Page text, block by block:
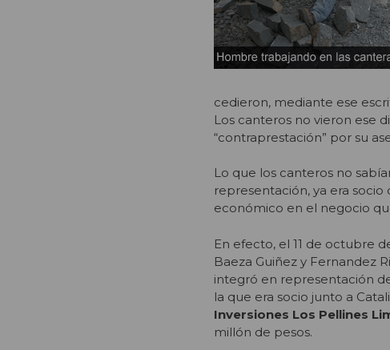
cedieron, mediante ese
Los canteros no vieron ese
“contraprestación” por su
Lo que los canteros no
representación, ya era
económico en el negocio
En efecto, el 11 de octubre
Baeza Guiñez y Fernandez
integró en representación
la que era socio junto a
Inversiones Los Pellines
millón de pesos.